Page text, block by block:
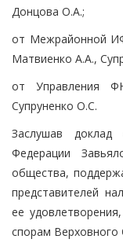
Донцова О.А.;
от Межрайонной
Матвиенко А.А.,
от Управления
Супруненко О.С.
Заслушав доклад
Федерации
общества,
представителей
ее
спорам Верховного